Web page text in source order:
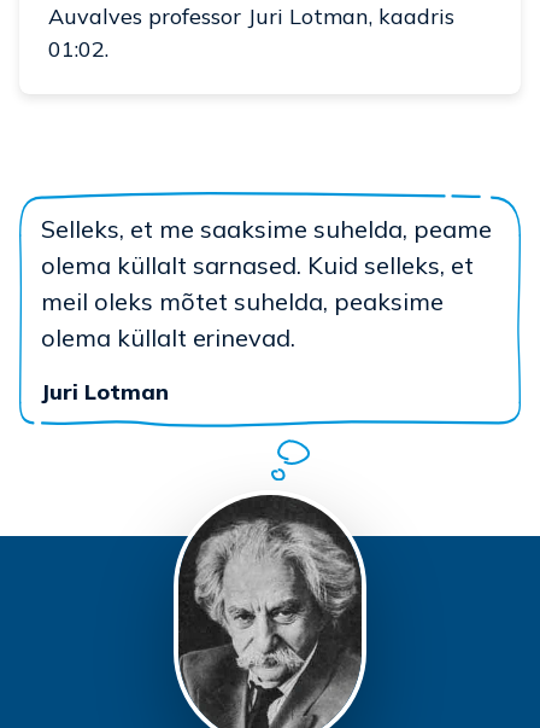
Auvalves professor Juri Lotman, kaadris
01:02.
Selleks, et me saaksime suhelda, peame
olema küllalt sarnased. Kuid selleks, et
meil oleks mõtet suhelda, peaksime
olema küllalt erinevad.
Juri Lotman